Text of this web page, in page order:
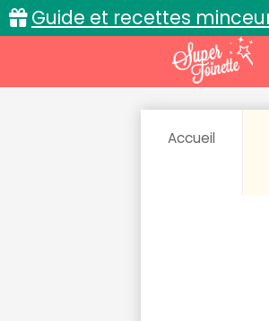
Guide et recettes
Accueil